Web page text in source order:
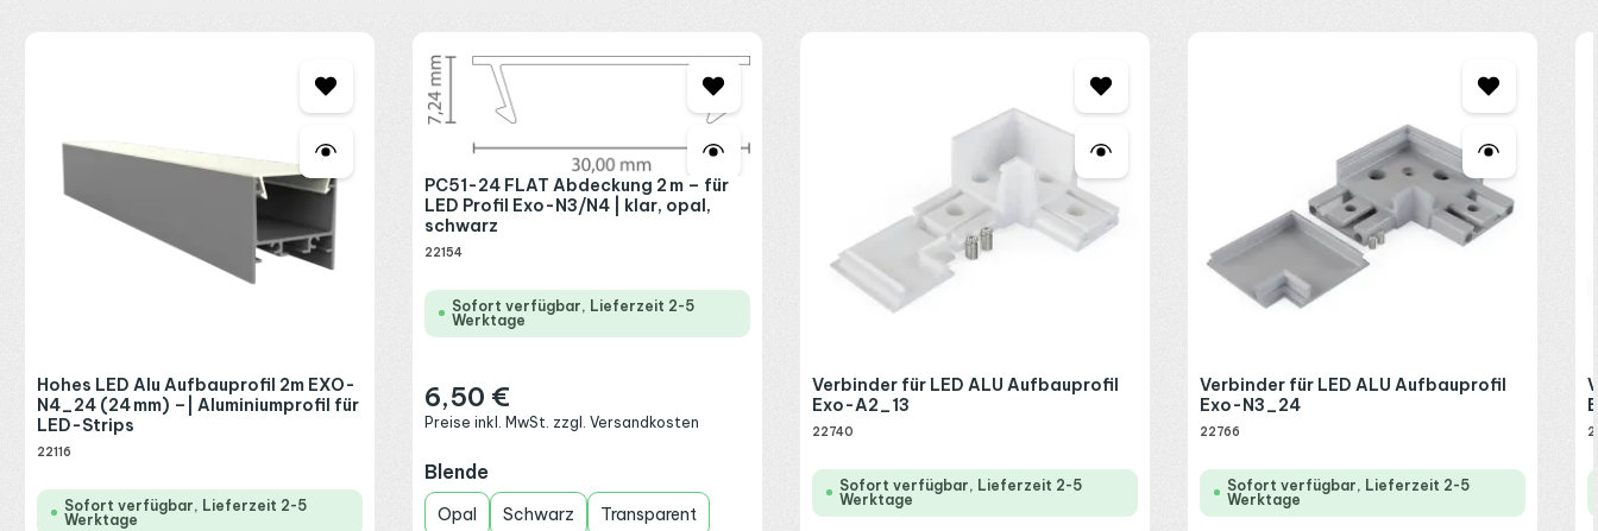
Produktgalerie überspringen
Hohes LED Alu Aufbauprofil 2m EXO-
N4_24 (24 mm) –| Aluminiumprofil für
LED-Strips
22116
Sofort verfügbar, Lieferzeit 2-5
Werktage
PC51-24 FLAT Abdeckung 2 m – für
LED Profil Exo-N3/N4 | klar, opal,
schwarz
22154
Sofort verfügbar, Lieferzeit 2-5
Werktage
Regulärer Preis:
6,50 €
Preise inkl. MwSt. zzgl. Versandkosten
Blendeauswählen
Opal Schwarz Transparent
Verbinder für LED ALU Aufbauprofil
Exo-A2_13
22740
Sofort verfügbar, Lieferzeit 2-5
Werktage
Verbinder für LED ALU Aufbauprofil
Exo-N3_24
22766
Sofort verfügbar, Lieferzeit 2-5
Werktage